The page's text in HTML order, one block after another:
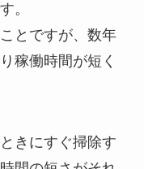
。
とですが、数年
稼働時間が短く
きにすぐ掃除す